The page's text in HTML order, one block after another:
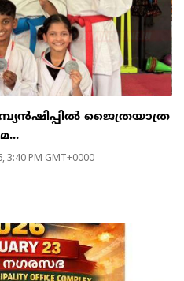
ജൈത്രയാത്ര
3:40 PM GMT+0000